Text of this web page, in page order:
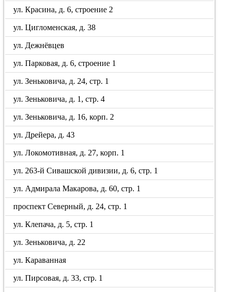
ул. Красина, д. 6, строение 2
ул. Цигломенская, д. 38
ул. Дежнёвцев
ул. Парковая, д. 6, строение 1
ул. Зеньковича, д. 24, стр. 1
ул. Зеньковича, д. 1, стр. 4
ул. Зеньковича, д. 16, корп. 2
ул. Дрейера, д. 43
ул. Локомотивная, д. 27, корп. 1
ул. 263-й Сивашской дивизии, д. 6, стр. 1
ул. Адмирала Макарова, д. 60, стр. 1
проспект Северный, д. 24, стр. 1
ул. Клепача, д. 5, стр. 1
ул. Зеньковича, д. 22
ул. Караванная
ул. Пирсовая, д. 33, стр. 1